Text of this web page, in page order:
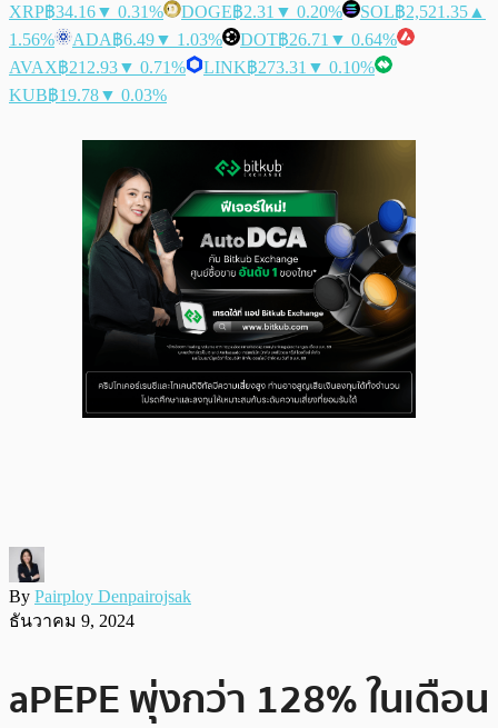
XRP฿34.16▼ 0.31% DOGE฿2.31 ▼ 0.20% SOL฿2,521.35 ▲
1.56%
ADA฿6.49▼ 1.03% DOT฿26.71 ▼ 0.64%
AVAX฿212.93▼ 0.71% LINK฿273.31 ▼ 0.10%
KUB฿19.78▼ 0.03%
By Pairploy Denpairojsak
ธันวาคม 9, 2024
aPEPE พุ่งกว่า 128% ในเดือน